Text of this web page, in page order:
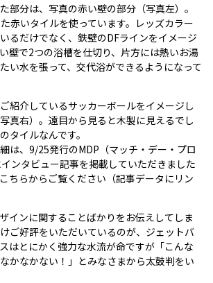
部分は、写真の赤い壁の部分（写真左）。
赤いタイルを使っています。レッズカラー
るだけでなく、鉄壁のDFラインをイメージ
壁で2つの浴槽を仕切り、片方には熱いお湯
い水を張って、交代浴ができるようになって
紹介しているサッカーボールをイメージし
真右）。遠目から見ると木製に見えるでし
タイルなんです。
は、9/25発行のMDP（マッチ・デー・プロ
ンタビュー記事を掲載していただきました
こちらからご覧ください（記事データにリン
インに関することばかりをお伝えしてしま
ご好評をいただいているのが、ジェットバ
はとにかく強力な水流が命ですが「こんな
かなかない！」とみなさまから太鼓判をい